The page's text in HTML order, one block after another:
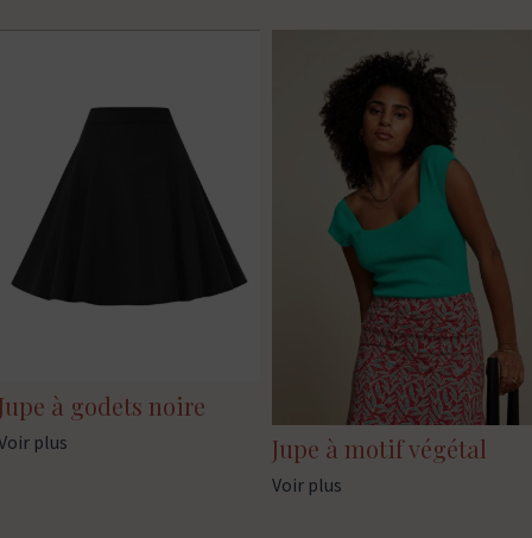
à godets noire
plus Jupe à motif végétal
Voir plus